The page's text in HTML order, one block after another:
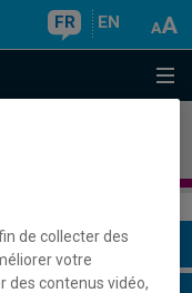
FR EN
de collecter des
votre
des contenus vidéo,